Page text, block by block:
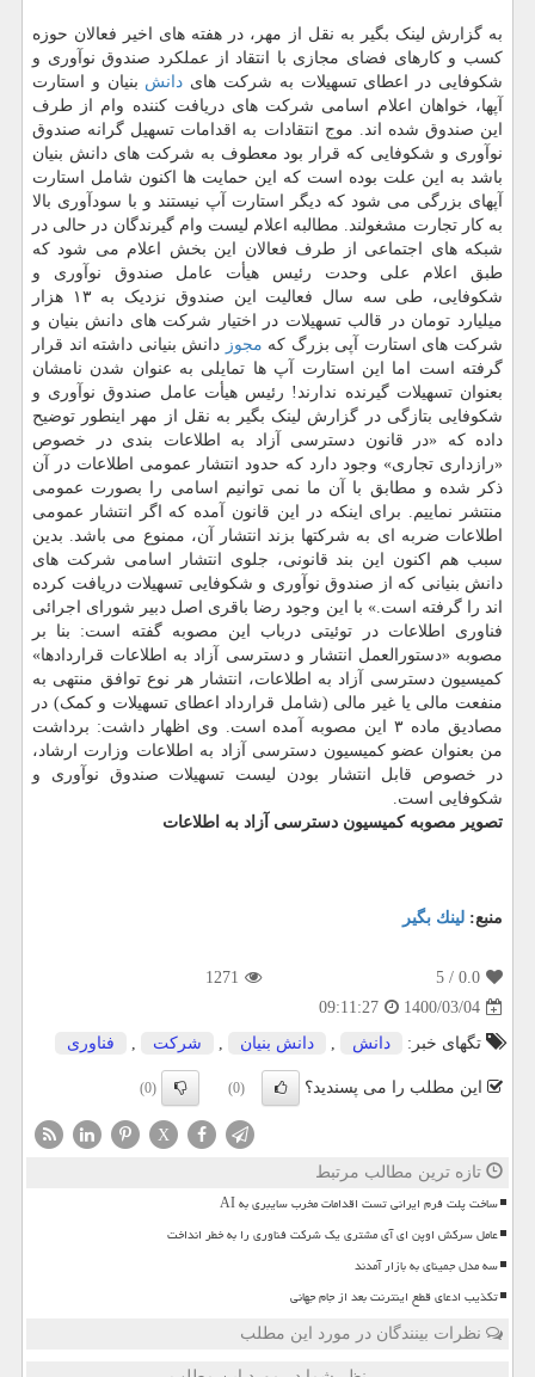
به گزارش لینک بگیر به نقل از مهر، در هفته های اخیر فعالان حوزه
کسب و کارهای فضای مجازی با انتقاد از عملکرد صندوق نوآوری و
شکوفایی در اعطای تسهیلات به شرکت های دانش بنیان و استارت
آپها، خواهان اعلام اسامی شرکت های دریافت کننده وام از طرف
این صندوق شده اند. موج انتقادات به اقدامات تسهیل گرانه صندوق
نوآوری و شکوفایی که قرار بود معطوف به شرکت های دانش بنیان
باشد به این علت بوده است که این حمایت ها اکنون شامل استارت
آپهای بزرگی می شود که دیگر استارت آپ نیستند و با سودآوری بالا
به کار تجارت مشغولند. مطالبه اعلام لیست وام گیرندگان در حالی در
شبکه های اجتماعی از طرف فعالان این بخش اعلام می شود که
طبق اعلام علی وحدت رئیس هیأت عامل صندوق نوآوری و
شکوفایی، طی سه سال فعالیت این صندوق نزدیک به ۱۳ هزار
میلیارد تومان در قالب تسهیلات در اختیار شرکت های دانش بنیان و
شرکت های استارت آپی بزرگ که مجوز دانش بنیانی داشته اند قرار
گرفته است اما این استارت آپ ها تمایلی به عنوان شدن نامشان
بعنوان تسهیلات گیرنده ندارند! رئیس هیأت عامل صندوق نوآوری و
شکوفایی بتازگی در گزارش لینک بگیر به نقل از مهر اینطور توضیح
داده که «در قانون دسترسی آزاد به اطلاعات بندی در خصوص
«رازداری تجاری» وجود دارد که حدود انتشار عمومی اطلاعات در آن
ذکر شده و مطابق با آن ما نمی توانیم اسامی را بصورت عمومی
منتشر نماییم. برای اینکه در این قانون آمده که اگر انتشار عمومی
اطلاعات ضربه ای به شرکتها بزند انتشار آن، ممنوع می باشد. بدین
سبب هم اکنون این بند قانونی، جلوی انتشار اسامی شرکت های
دانش بنیانی که از صندوق نوآوری و شکوفایی تسهیلات دریافت کرده
اند را گرفته است.» با این وجود رضا باقری اصل دبیر شورای اجرائی
فناوری اطلاعات در توئیتی درباب این مصوبه گفته است: بنا بر
مصوبه «دستورالعمل انتشار و دسترسی آزاد به اطلاعات قراردادها»
کمیسیون دسترسی آزاد به اطلاعات، انتشار هر نوع توافق منتهی به
منفعت مالی یا غیر مالی (شامل قرارداد اعطای تسهیلات و کمک) در
مصادیق ماده ۳ این مصوبه آمده است. وی اظهار داشت: برداشت
من بعنوان عضو کمیسیون دسترسی آزاد به اطلاعات وزارت ارشاد،
در خصوص قابل انتشار بودن لیست تسهیلات صندوق نوآوری و
شکوفایی است.
تصویر مصوبه کمیسیون دسترسی آزاد به اطلاعات
منبع: لینك بگیر
0.0
/ 5
1271
1400/03/04
09:11:27
تگهای خبر:
دانش , دانش بنیان , شركت , فناوری
این مطلب را می پسندید؟ (0)
(0)
X
تازه ترین مطالب مرتبط
ساخت پلت فرم ایرانی تست اقدامات مخرب سایبری به AI
عامل سرکش اوپن ای آی مشتری یک شرکت فناوری را به خطر انداخت
سه مدل جمینای به بازار آمدند
تکذیب ادعای قطع اینترنت بعد از جام جهانی
نظرات بینندگان در مورد این مطلب